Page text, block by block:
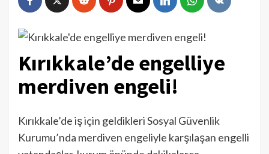
Kırıkkale’de engelliye
merdiven engeli!
Kırıkkale’de iş için geldikleri Sosyal Güvenlik
Kurumu’nda merdiven engeliyle karşılaşan engelli